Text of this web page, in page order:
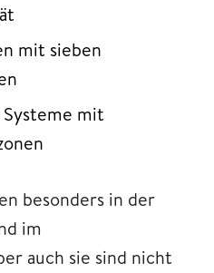
mit sieben
mit
besonders in der
im
auch sie sind nicht